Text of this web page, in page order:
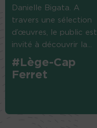
Danielle Bigata. A
travers une sélection
d’œuvres, le public est
invité à découvrir la...
#Lège-Cap
Ferret